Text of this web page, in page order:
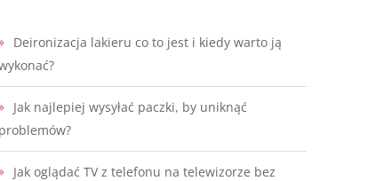
Deironizacja lakieru co to jest i kiedy warto ją
Jak najlepiej wysyłać paczki, by uniknąć
problemów?
Jak oglądać TV z telefonu na telewizorze bez